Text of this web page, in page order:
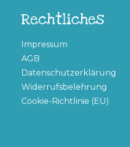
Rechtliches
Impressum
AGB
Datenschutzerklärung
Widerrufsbelehrung
Cookie-Richtlinie (EU)